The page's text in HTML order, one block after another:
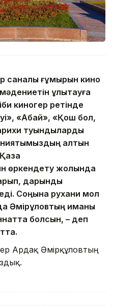
саналы ғұмырын кино
ұлықтауға
киногер ретінде
«Абай», «Қош бол,
туындыларды
алтын
өркендету жолында
дарынды
Соңына рухани мол
Әмірқұловтың иманы
болсын, – деп
Ардақ Әмірқұловтың